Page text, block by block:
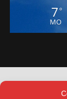
7 °
MO